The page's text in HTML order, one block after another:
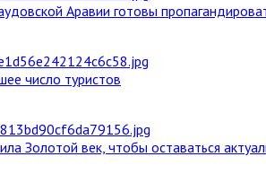
Аравии готовы
число туристов
Золотой век, чтобы оставаться